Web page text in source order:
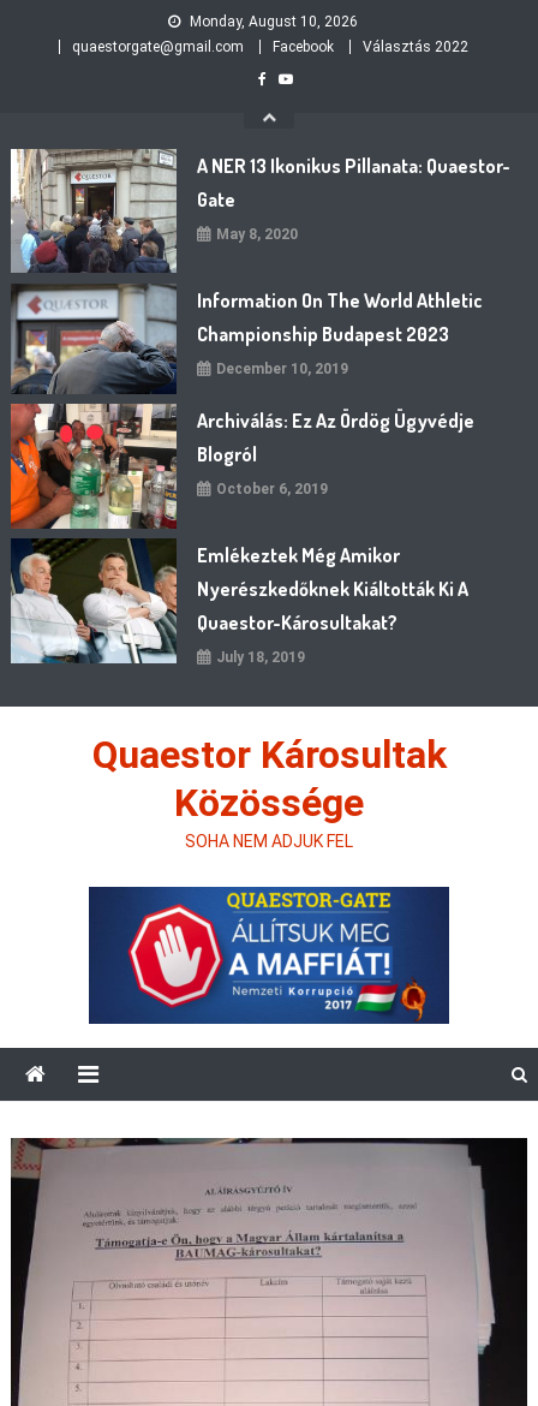
Monday, August 10, 2026
quaestorgate@gmail.com
Facebook Választás 2022
A NER 13 Ikonikus Pillanata: Quaestor-
Gate
May 8, 2020
Information On The World Athletic
Championship Budapest 2023
December 10, 2019
Archiválás: Ez Az Ördög Ügyvédje
Blogról
October 6, 2019
Emlékeztek Még Amikor
Nyerészkedőknek Kiáltották Ki A
Quaestor-Károsultakat?
July 18, 2019
Quaestor Károsultak
Közössége
SOHA NEM ADJUK FEL